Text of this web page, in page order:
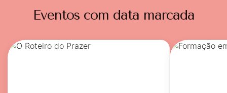
Eventos com data marcada